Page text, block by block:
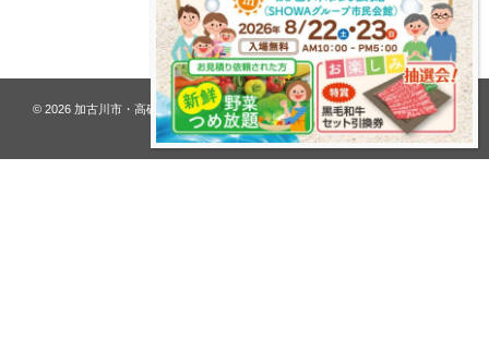
プライバシーポリシー
© 2026 加古川市・高砂市 夢リフォーム ウオハシ – 創業128年の老舗. All rights
reserved.